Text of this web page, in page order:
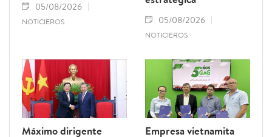
05/08/2026
NOTICIEROS 05/08/2026
NOTICIEROS
Máximo dirigente
Empresa vietnamita